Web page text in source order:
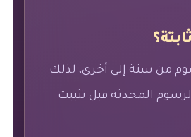
من سنة إلى أخرى، لذلك
المحدثة قبل تثبيت